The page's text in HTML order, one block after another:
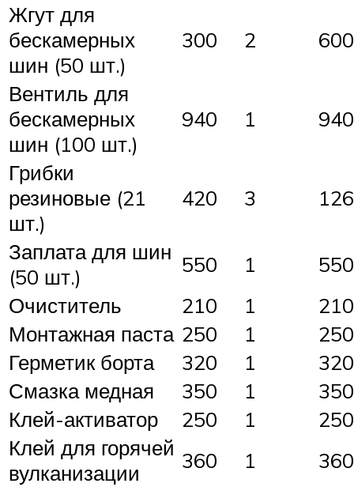
Жгут для
бескамерных
шин (50 шт.)
300 2 600
Вентиль для
бескамерных
шин (100 шт.)
940 1 940
Грибки
резиновые (21
шт.)
420 3
Заплата для шин
(50 шт.)
550 1
550
Очиститель
210 1
210
Монтажная паста 250 1
250
Герметик борта
320 1
320
Смазка медная
350 1
350
Клей-активатор
250 1
250
Клей для горячей
вулканизации
360 1
360